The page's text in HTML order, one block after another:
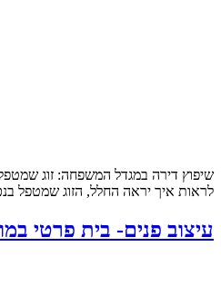
לראות איך יראה החלל, הזוג שמטפל
עיצוב פנים- בית פרטי